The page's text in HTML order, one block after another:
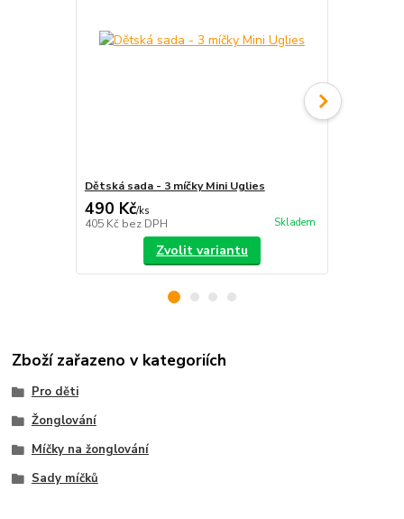
Dětská sada - 3 míčky Mini Uglies
490 Kč/ks
405 Kč bez DPH Skladem
Zvolit variantu
Zboží zařazeno v kategoriích
Pro děti
Žonglování
Míčky na žonglování
Sady míčků